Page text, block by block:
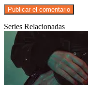
Series Relacionadas